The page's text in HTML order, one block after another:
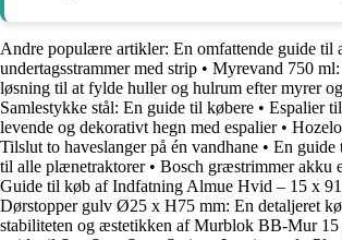
Andre populære artikler: En omfattende guide til
undertagsstrammer med strip • Myrevand 750
løsning til at fylde huller og hulrum efter myrer
Samlestykke stål: En guide til købere • Espalier
levende og dekorativt hegn med espalier•
Tilslut to haveslanger på én vandhane • En guide
til alle plænetraktorer• Bosch græstrimmer akku
Guide til køb af Indfatning Almue Hvid – 15 x
Dørstopper gulv Ø25 x H75 mm: En detaljeret
stabiliteten og æstetikken af Murblok BB-Mur 15